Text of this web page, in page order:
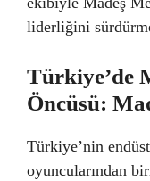
liderliğini
Türkiye’de
Öncüsü:
Türkiye’nin
oyuncularından